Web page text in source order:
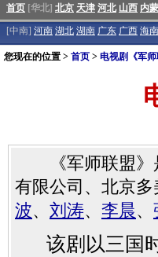
首页 [华北] 北京 天津 河北 山西 内
[中南] 河南 湖北 湖南 广东 广西 海南
您现在的位置 > 首页 > 电视剧《军
《军师联盟》是
有限公司、北京
波、 刘涛、 李晨、
该剧以三国